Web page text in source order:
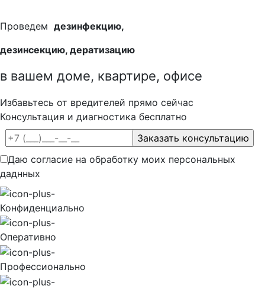
Проведем дезинфекцию,
дезинсекцию, дератизацию
в вашем доме, квартире, офисе
Избавьтесь от вредителей прямо сейчас
Консультация и диагностика бесплатно
Даю согласие на обработку моих персональных
даднных
Конфиденциально
Оперативно
Профессионально